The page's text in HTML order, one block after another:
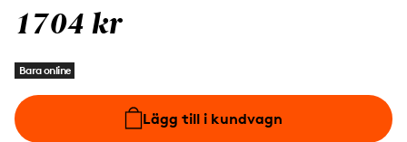
1704 kr
Bara online
Lägg till i kundvagn